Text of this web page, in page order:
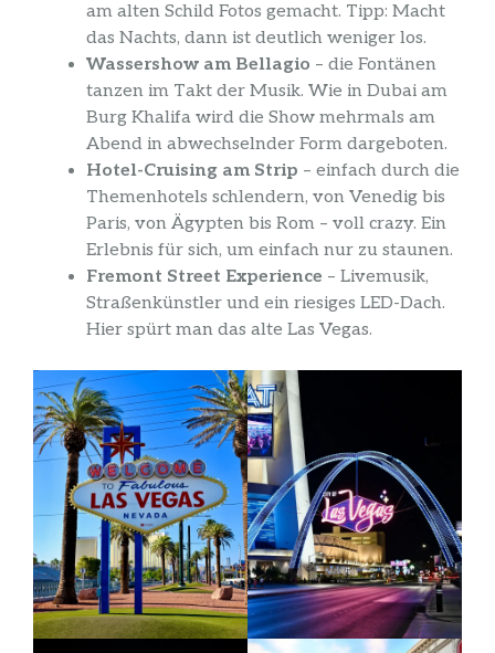
am alten Schild Fotos gemacht. Tipp: Macht
das Nachts, dann ist deutlich weniger los.
Wassershow am Bellagio – die Fontänen
tanzen im Takt der Musik. Wie in Dubai am
Burg Khalifa wird die Show mehrmals am
Abend in abwechselnder Form dargeboten.
Hotel-Cruising am Strip – einfach durch die
Themenhotels schlendern, von Venedig bis
Paris, von Ägypten bis Rom – voll crazy. Ein
Erlebnis für sich, um einfach nur zu staunen.
Fremont Street Experience – Livemusik,
Straßenkünstler und ein riesiges LED-Dach.
Hier spürt man das alte Las Vegas.